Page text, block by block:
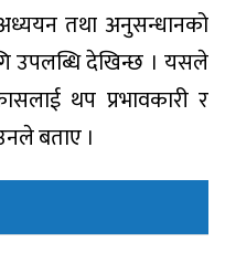
तथा अनुसन्धानको
उपलब्धि देखिन्छ । यसले
थप प्रभावकारी र
बताए ।